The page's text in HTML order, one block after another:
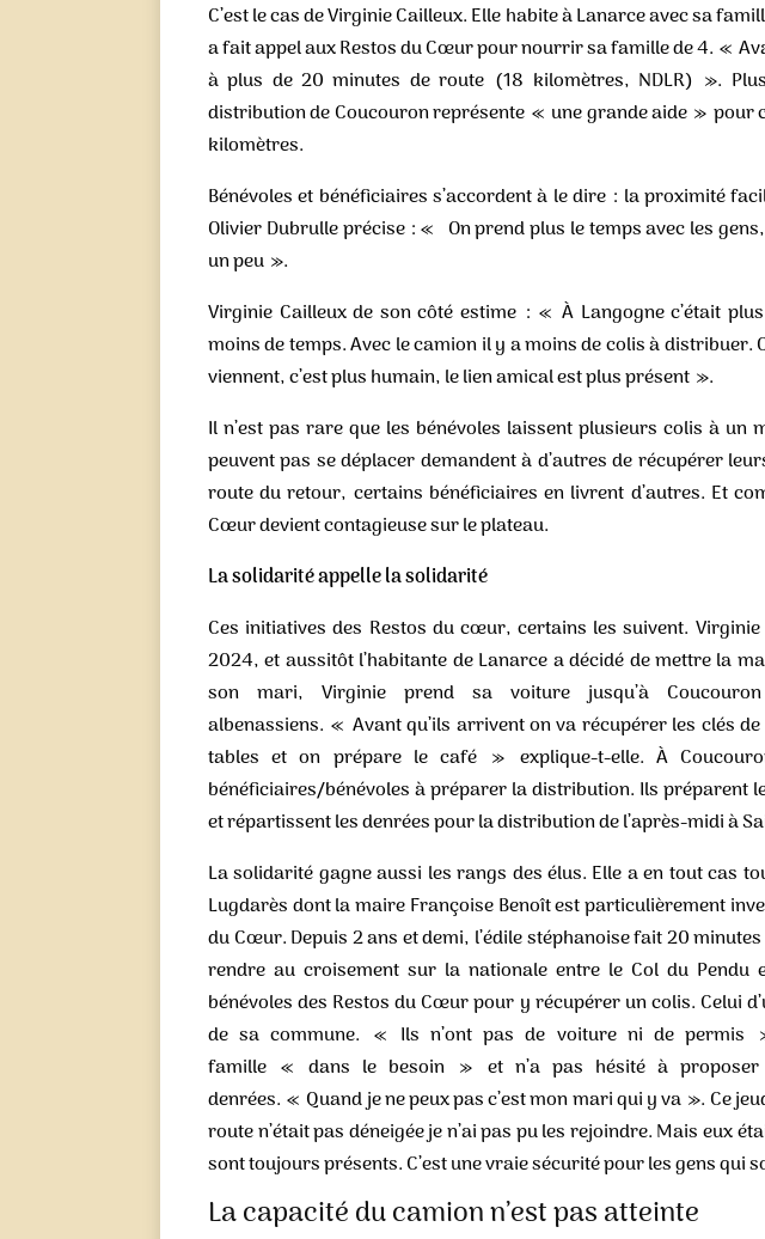
C’est le cas de Virginie Cailleux. Elle habite à Lanarce avec sa
a fait appel aux Restos du Cœur pour nourrir sa famille de 4. «
à plus de 20 minutes de route (18 kilomètres, NDLR) ».
distribution de Coucouron représente « une grande aide » pour
kilomètres.
Bénévoles et bénéficiaires s’accordent à le dire : la proximité
Olivier Dubrulle précise : « On prend plus le temps avec les
un peu ».
Virginie Cailleux de son côté estime : « À Langogne c’était
moins de temps. Avec le camion il y a moins de colis à distribuer.
viennent, c’est plus humain, le lien amical est plus présent ».
Il n’est pas rare que les bénévoles laissent plusieurs colis à
peuvent pas se déplacer demandent à d’autres de récupérer
route du retour, certains bénéficiaires en livrent d’autres. Et
Cœur devient contagieuse sur le plateau.
La solidarité appelle la solidarité
Ces initiatives des Restos du cœur, certains les suivent.
2024, et aussitôt l’habitante de Lanarce a décidé de mettre la
son mari, Virginie prend sa voiture jusqu’à
albenassiens. « Avant qu’ils arrivent on va récupérer les clés
tables et on prépare le café » explique-t-elle. À
bénéficiaires/bénévoles à préparer la distribution. Ils préparent
et répartissent les denrées pour la distribution de l’après-midi à
La solidarité gagne aussi les rangs des élus. Elle a en tout cas
Lugdarès dont la maire Françoise Benoît est particulièrement
du Cœur. Depuis 2 ans et demi, l’édile stéphanoise fait 20
rendre au croisement sur la nationale entre le Col du Pendu
bénévoles des Restos du Cœur pour y récupérer un colis. Celui
de sa commune. « Ils n’ont pas de voiture ni de permis
famille « dans le besoin » et n’a pas hésité à proposer
denrées. « Quand je ne peux pas c’est mon mari qui y va ». Ce
route n’était pas déneigée je n’ai pas pu les rejoindre. Mais eux
sont toujours présents. C’est une vraie sécurité pour les gens qui
La capacité du camion n’est pas atteinte